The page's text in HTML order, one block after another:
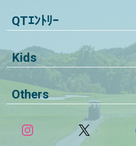
QTｴﾝﾄﾘｰ
Kids
Others